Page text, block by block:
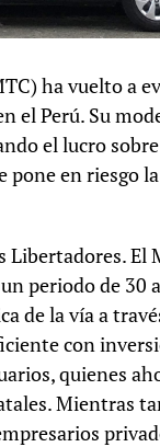
ha vuelto a
el Perú. Su
el lucro
en riesgo
Libertadores. El
periodo de 30
la vía a
con
quienes
Mientras